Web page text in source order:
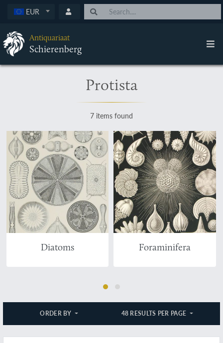
EUR
Antiquariaat
Schierenberg
Protista
7 items found
Diatoms Foraminifera
ORDER BY 48 RESULTS PER PAGE